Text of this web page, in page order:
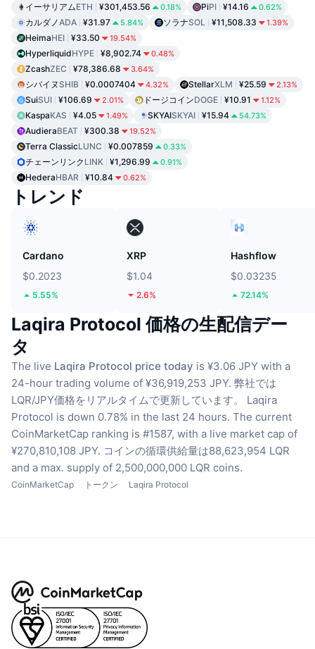
イーサリアムETH ¥301,453.56 0.18% PiPI ¥14.16 0.62%
カルダノADA ¥31.97 5.84% ソラナSOL ¥11,508.33 1.39%
HeimaHEI ¥33.50 19.54%
HyperliquidHYPE ¥8,902.74 0.48%
ZcashZEC ¥78,386.68 3.64%
シバイヌ SHIB ¥0.0007404 4.32% StellarXLM ¥25.59 2.13%
SuiSUI ¥106.69 2.01% ドージコインDOGE ¥10.91 1.12%
KaspaKAS ¥4.05 1.49% SKYAISKYAI ¥15.94 54.73%
AudieraBEAT ¥300.38 19.52%
Terra ClassicLUNC ¥0.007859 0.33%
チェーンリンク LINK ¥1,296.99 0.91%
HederaHBAR ¥10.84 0.62%
トレンド
Cardano
$0.2023
5.55%
XRP
$1.04
2.6%
Hashflow
$0.03235
72.14%
Laqira Protocol 価格の生配信デー
タ
The live Laqira Protocol price today is ¥3.06 JPY with a
24-hour trading volume of ¥36,919,253 JPY. 弊社では
LQR/JPY価格をリアルタイムで更新しています。
Laqira
Protocol is down 0.78% in the last 24 hours. The current
CoinMarketCap ranking is #1587, with a live market cap of
¥270,810,108 JPY. コインの循環供給量は88,623,954 LQR
and a max. supply of 2,500,000,000 LQR coins.
CoinMarketCap トークン Laqira Protocol